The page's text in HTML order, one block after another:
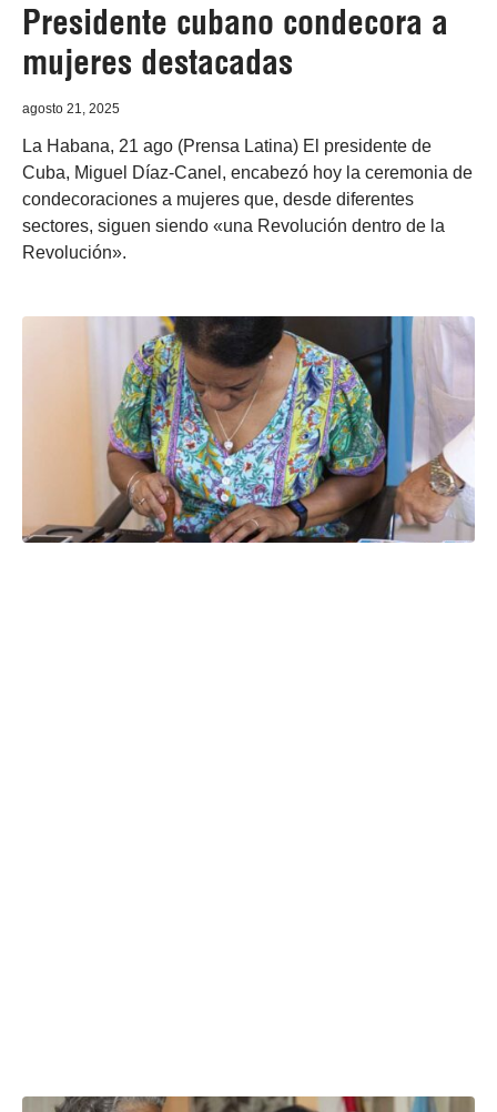
Presidente cubano condecora a
mujeres destacadas
agosto 21, 2025
La Habana, 21 ago (Prensa Latina) El presidente de
Cuba, Miguel Díaz-Canel, encabezó hoy la ceremonia de
condecoraciones a mujeres que, desde diferentes
sectores, siguen siendo «una Revolución dentro de la
Revolución».